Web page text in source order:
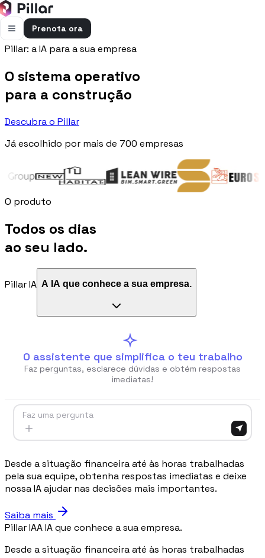
Prenota ora
FUNZIONALITÀ
Pillar AI
Impresa e cantieri in un’unica chat
Cassa, uscite e previsioni in una vista
Gestione bolle e rapportini
Fatturazione
Fatture attive e passive con scadenze
Dal computo al preventivo pronto
Gestione commessa
Procurement
Verifica documentale automatica per i tuoi cantieri
RISORSE
Casi studio
Storie di imprese edili che usano Pillar
Blog
Pillar: a IA para a sua empresa
O sistema operativo
para a construção
Descubra o Pillar
Já escolhido por mais de 700 empresas
O produto
Todos os dias
ao seu lado.
Pillar IA A IA que conhece a sua empresa.
O assistente que simplifica o teu trabalho
Faz perguntas, esclarece dúvidas e obtém respostas
imediatas!
Faz uma pergunta
Desde a situação financeira até às horas trabalhadas
pela sua equipe, obtenha respostas imediatas e deixe
nossa IA ajudar nas decisões mais importantes.
Saiba mais
Pillar IAA IA que conhece a sua empresa.
Desde a situação financeira até às horas trabalhadas